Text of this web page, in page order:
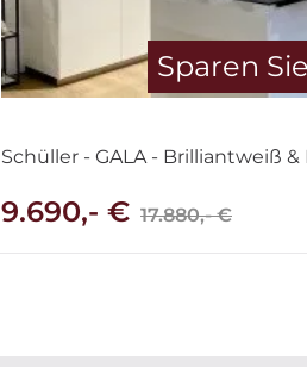
Sparen Sie
Schüller - GALA - Brilliantweiß &
9.690,- € 17.880,- €